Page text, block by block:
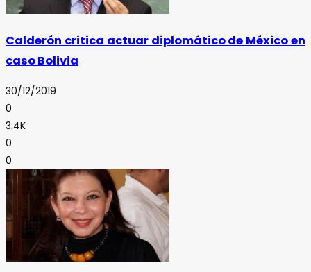
Calderón critica actuar diplomático de México en
caso Bolivia
30/12/2019
0
3.4K
0
0